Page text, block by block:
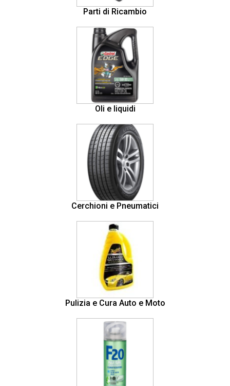
Parti di Ricambio
Oli e liquidi
Cerchioni e Pneumatici
Pulizia e Cura Auto e Moto